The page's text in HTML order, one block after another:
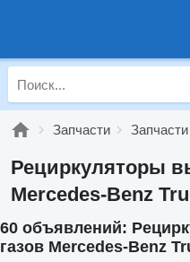
Запчасти
Рециркуляторы
Mercedes-Benz
60 объявлений:
газов Mercedes-Benz